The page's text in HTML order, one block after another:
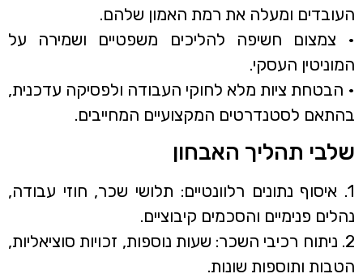
העובדים ומעלה את רמת האמון שלהם.
• צמצום חשיפה להליכים משפטיים ושמירה על
המוניטין העסקי.
• הבטחת ציות מלא לחוקי העבודה ולפסיקה עדכנית,
בהתאם לסטנדרטים המקצועיים המחייבים.
שלבי תהליך האבחון
1. איסוף נתונים רלוונטיים: תלושי שכר, חוזי עבודה,
נהלים פנימיים והסכמים קיבוציים.
2. ניתוח רכיבי השכר: שעות נוספות, זכויות סוציאליות,
הטבות ותוספות שונות.